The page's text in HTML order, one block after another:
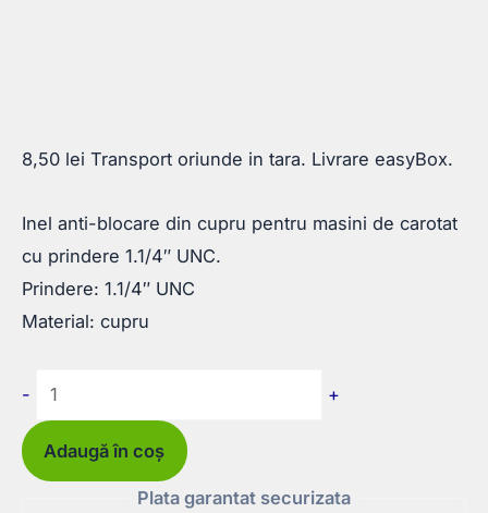
8,50 lei Transport oriunde in tara. Livrare easyBox.
Inel anti-blocare din cupru pentru masini de carotat
cu prindere 1.1/4″ UNC.
Prindere: 1.1/4″ UNC
Material: cupru
-
Cantitate
Inel
anti-
blocare
+
Adaugă în coș
Plata garantat securizata